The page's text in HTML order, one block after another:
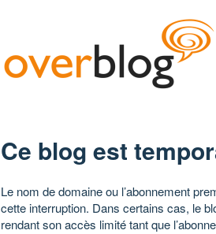
Ce blog est
Le nom de domaine ou l’abonnement
cette interruption. Dans certains cas, le
rendant son accès limité tant que